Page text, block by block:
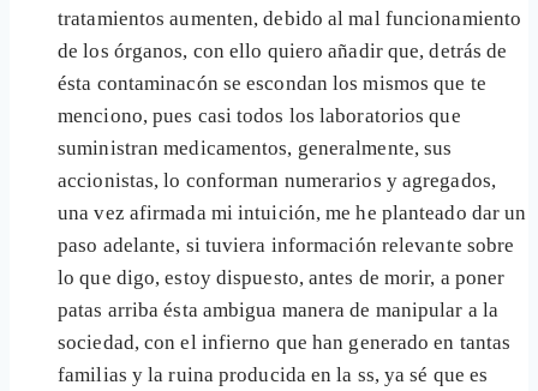
tratamientos aumenten, debido al mal funcionamiento
de los órganos, con ello quiero añadir que, detrás de
ésta contaminacón se escondan los mismos que te
menciono, pues casi todos los laboratorios que
suministran medicamentos, generalmente, sus
accionistas, lo conforman numerarios y agregados,
una vez afirmada mi intuición, me he planteado dar un
paso adelante, si tuviera información relevante sobre
lo que digo, estoy dispuesto, antes de morir, a poner
patas arriba ésta ambigua manera de manipular a la
sociedad, con el infierno que han generado en tantas
familias y la ruina producida en la ss, ya sé que es